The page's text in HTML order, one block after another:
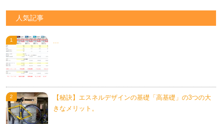
人気記事
...
【秘訣】エスネルデザインの基礎「高基礎」の3つの大
きなメリット。